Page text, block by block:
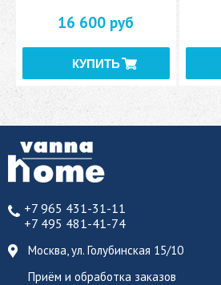
16 600 руб
+7 965 431-31-11
+7 495 481-41-74
Москва, ул. Голубинская 15/10
Приём и обработка заказов